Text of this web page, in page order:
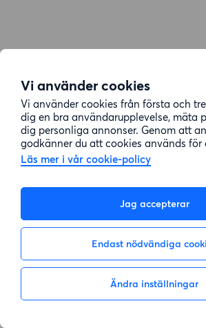
Vi använder cookies
Vi använder cookies från första och
dig en bra användarupplevelse, mäta
dig personliga annonser. Genom att
godkänner du att cookies används för
Läs mer i vår cookie-policy
Jag accepterar
Endast nödvändiga
Ändra inställningar